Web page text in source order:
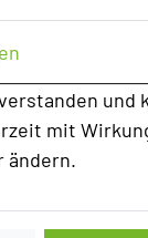
und
mit
ändern.
(Personen)